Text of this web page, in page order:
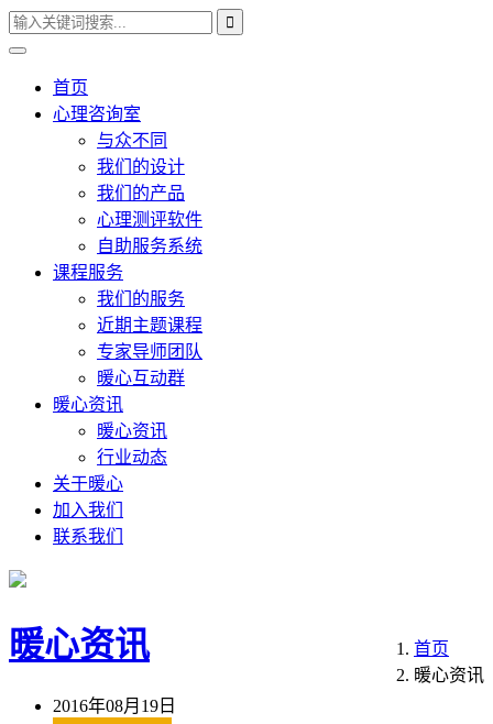
首页
心理咨询室
与众不同
我们的设计
我们的产品
心理测评软件
自助服务系统
课程服务
我们的服务
近期主题课程
专家导师团队
暖心互动群
暖心资讯
暖心资讯
行业动态
关于暖心
加入我们
联系我们
首页
暖心资讯
暖心资讯
2016年08月19日